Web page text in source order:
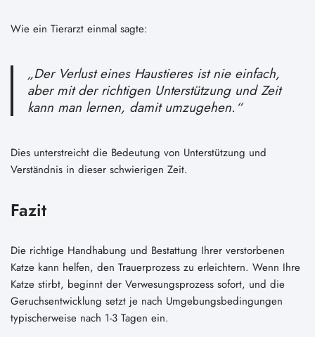
Wie ein Tierarzt einmal sagte:
„Der Verlust eines Haustieres ist nie einfach,
aber mit der richtigen Unterstützung und Zeit
kann man lernen, damit umzugehen.“
Dies unterstreicht die Bedeutung von Unterstützung und
Verständnis in dieser schwierigen Zeit.
Fazit
Die richtige Handhabung und Bestattung Ihrer verstorbenen
Katze kann helfen, den Trauerprozess zu erleichtern. Wenn Ihre
Katze stirbt, beginnt der Verwesungsprozess sofort, und die
Geruchsentwicklung setzt je nach Umgebungsbedingungen
typischerweise nach 1-3 Tagen ein.